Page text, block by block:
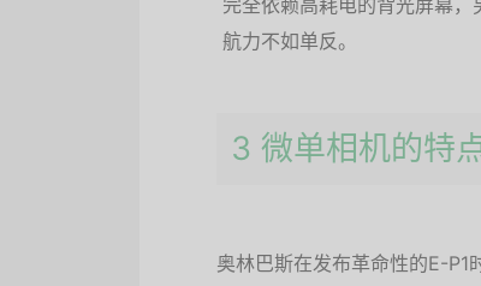
完全依赖高耗电的背光屏幕
航力不如单反。
3 微单相机的特
奥林巴斯在发布革命性的E-P1